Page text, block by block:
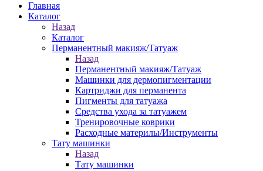
Главная
Каталог
Назад
Каталог
Перманентный макияж/Татуаж
Назад
Перманентный макияж/Татуаж
Машинки для дермопигментации
Картриджи для перманента
Пигменты для татуажа
Средства ухода за татуажем
Тренировочные коврики
Расходные материлы/Инструменты
Тату машинки
Назад
Тату машинки